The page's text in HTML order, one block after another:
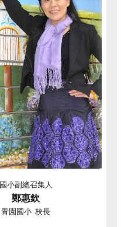
國小副總召集人
鄭惠欽
青園國小 校長